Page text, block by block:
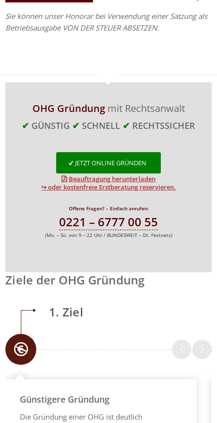
Sie können unser Honorar bei Verwendung einer Satzung als
Betriebsausgabe VON DER STEUER ABSETZEN.
OHG Gründungmit Rechtsanwalt
✔ GÜNSTIG ✔ SCHNELL ✔ RECHTSSICHER
JETZT ONLINE GRÜNDEN
Beauftragung herunterladen
↪ oder kostenfreie Erstberatung reservieren.
Offene Fragen? – Einfach anrufen:
0221 – 6777 00 55
(Mo. – So. von 9 – 22 Uhr / BUNDESWEIT – Dt. Festnetz)
Ziele der OHG Gründung
1. Ziel
Günstigere Gründung
Die Gründung einer OHG ist deutlich